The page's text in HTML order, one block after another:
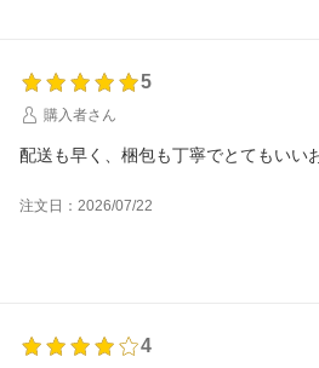
5
購入者さん
配送も早く、梱包も丁寧でとてもいい
注文日：2026/07/22
4